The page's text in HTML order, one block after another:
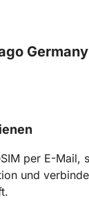
per E-Mail,
und